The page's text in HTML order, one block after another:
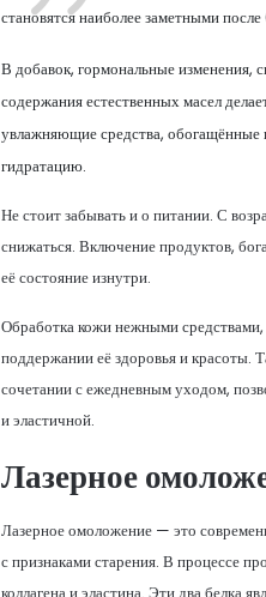
становятся наиболее заметными
В добавок, гормональные изменения,
содержания естественных масел
увлажняющие средства, обогащённые
гидратацию.
Не стоит забывать и о питании. С
снижаться. Включение продуктов,
её состояние изнутри.
Обработка кожи нежными
поддержании её здоровья и красоты.
сочетании с ежедневным уходом,
и эластичной.
Лазерное
Лазерное омоложение — это
с признаками старения. В процессе
коллагена и эластина. Эти два белка